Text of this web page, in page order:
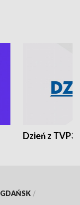
Dzień z TVP3
GDAŃSK /